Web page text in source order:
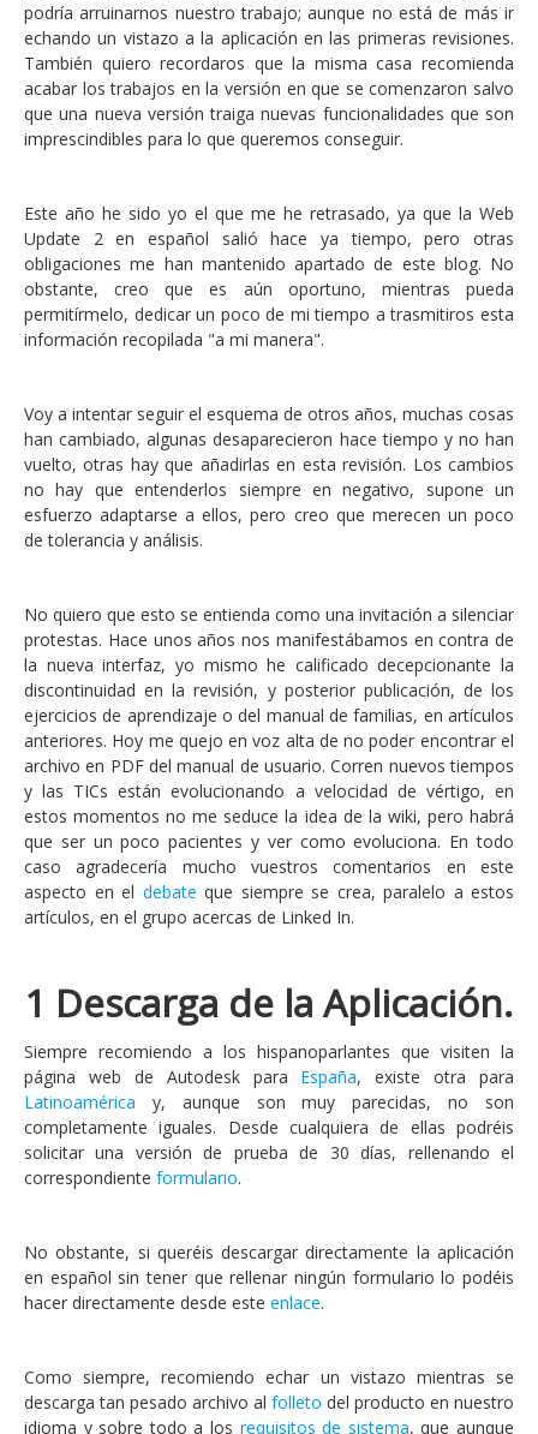
podría arruinarnos nuestro trabajo; aunque no está de más ir
echando un vistazo a la aplicación en las primeras revisiones.
También quiero recordaros que la misma casa recomienda
acabar los trabajos en la versión en que se comenzaron salvo
que una nueva versión traiga nuevas funcionalidades que son
imprescindibles para lo que queremos conseguir.
Este año he sido yo el que me he retrasado, ya que la Web
Update 2 en español salió hace ya tiempo, pero otras
obligaciones me han mantenido apartado de este blog. No
obstante, creo que es aún oportuno, mientras pueda
permitírmelo, dedicar un poco de mi tiempo a trasmitiros esta
información recopilada "a mi manera".
Voy a intentar seguir el esquema de otros años, muchas cosas
han cambiado, algunas desaparecieron hace tiempo y no han
vuelto, otras hay que añadirlas en esta revisión. Los cambios
no hay que entenderlos siempre en negativo, supone un
esfuerzo adaptarse a ellos, pero creo que merecen un poco
de tolerancia y análisis.
No quiero que esto se entienda como una invitación a silenciar
protestas. Hace unos años nos manifestábamos en contra de
la nueva interfaz, yo mismo he calificado decepcionante la
discontinuidad en la revisión, y posterior publicación, de los
ejercicios de aprendizaje o del manual de familias, en artículos
anteriores. Hoy me quejo en voz alta de no poder encontrar el
archivo en PDF del manual de usuario. Corren nuevos tiempos
y las TICs están evolucionando a velocidad de vértigo, en
estos momentos no me seduce la idea de la wiki, pero habrá
que ser un poco pacientes y ver como evoluciona. En todo
caso agradecería mucho vuestros comentarios en este
aspecto en el debate que siempre se crea, paralelo a estos
artículos, en el grupo acercas de Linked In.
1 Descarga de la Aplicación.
Siempre recomiendo a los hispanoparlantes que visiten la
página web de Autodesk para España, existe otra para
Latinoamérica y, aunque son muy parecidas, no son
completamente iguales. Desde cualquiera de ellas podréis
solicitar una versión de prueba de 30 días, rellenando el
correspondiente formulario.
No obstante, si queréis descargar directamente la aplicación
en español sin tener que rellenar ningún formulario lo podéis
hacer directamente desde este enlace.
Como siempre, recomiendo echar un vistazo mientras se
descarga tan pesado archivo al folleto del producto en nuestro
idioma y sobre todo a los requisitos de sistema, que aunque